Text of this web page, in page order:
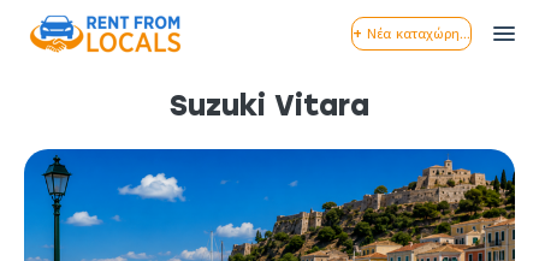
+ Νέα καταχώρηση
Suzuki Vitara